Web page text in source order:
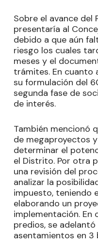
Sobre el avance del
presentaría al
debido a que aún
riesgo los cuales
meses y el
trámites. En cuanto
su formulación del
segunda fase de
de interés.
También mencionó
de megaproyectos
determinar el
el Distrito. Por otra
una revisión del
analizar la
impuesto, teniendo
elaborando un
implementación. En
predios, se
asentamientos en 3